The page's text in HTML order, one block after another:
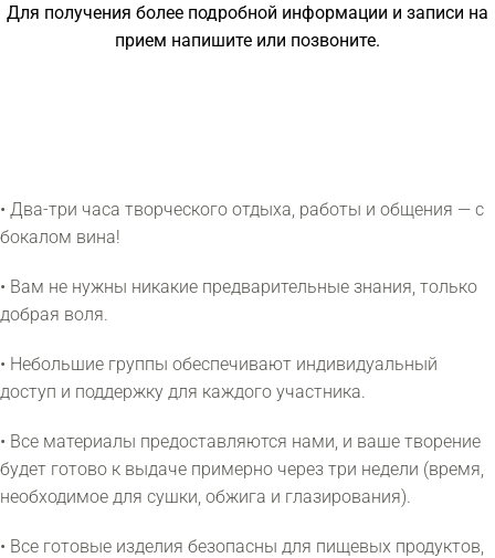
Для получения более подробной информации и записи на
прием напишите или позвоните.
• Два-три часа творческого отдыха, работы и общения — с
бокалом вина!
• Вам не нужны никакие предварительные знания, только
добрая воля.
• Небольшие группы обеспечивают индивидуальный
доступ и поддержку для каждого участника.
• Все материалы предоставляются нами, и ваше творение
будет готово к выдаче примерно через три недели (время,
необходимое для сушки, обжига и глазирования).
• Все готовые изделия безопасны для пищевых продуктов,